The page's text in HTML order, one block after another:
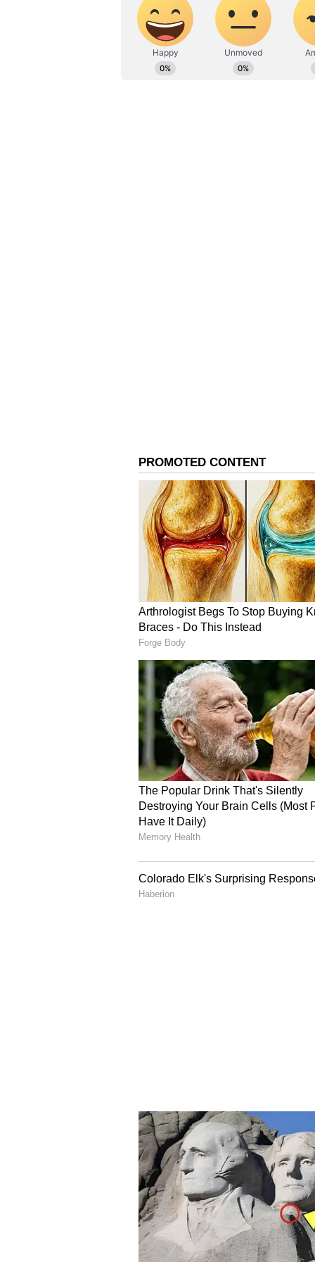
ಹಂಪಿಯ ಶ್ರೀ ವಿರೂಪಾಕ್ಷನಿಗೆ ವಿಶೇಷ
ದೇವಾಲಯದಲ್ಲಿ ವಿಶೇಷ ಪೂಜೆ ಸಲ್ಲಿಸಿದರು.
ಸಚಿವರಾದ ಬಿ.ಜೆಡ್. ಜಮೀರ್ ಅಹಮದ್ ಖಾನ್,
ಇಲಾಖೆ ಸಚಿವ ಶಿವರಾಜ ಎಸ್. ತಂಗಡಗಿ,
ಪ್ರವಾಸೋದ್ಯಮ ಇಲಾಖೆ ಸಚಿವ ಎಚ್.ಕೆ.
ಸುರೇಶ್, ಸಾರಿಗೆ ಮತ್ತು ಮುಜರಾಯಿ
ಶಾಸಕ ಎಚ್.ಆರ್. ಗವಿಯಪ್ಪ, ಡಾ. ಎನ್.ಟಿ.
ತುಕಾರಾಂ, ಜಿ.ಎನ್. ಗಣೇಶ್